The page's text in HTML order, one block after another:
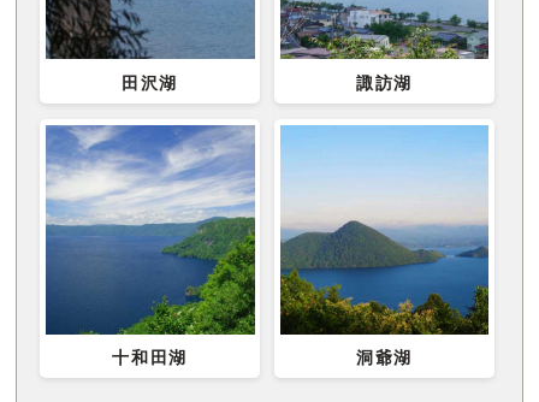
田沢湖 諏訪湖
十和田湖 洞爺湖